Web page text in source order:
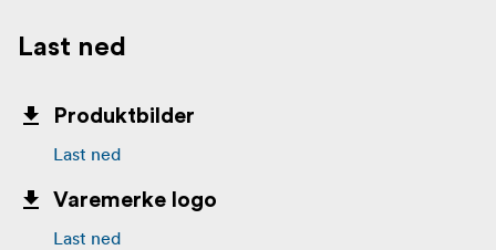
Last ned
Produktbilder
Last ned
Varemerke logo
Last ned